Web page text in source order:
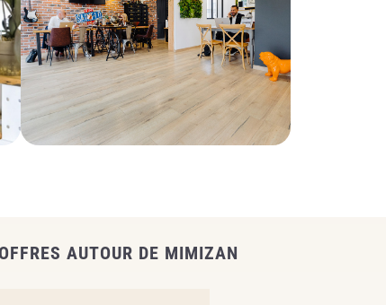
AUTOUR DE MIMIZAN